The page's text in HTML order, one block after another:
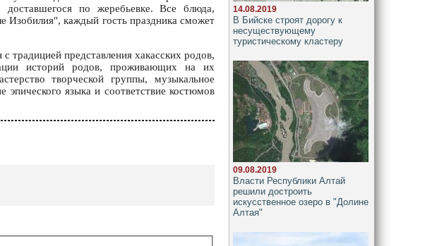
доставшегося по жеребьевке. Все блюда,
Изобилия", каждый гость праздника сможет
традицией представления хакасских родов,
историй родов, проживающих на их
творческой группы, музыкальное
языка и соответствие костюмов
14.08.2019
В Бийске строят дорогу к
несуществующему
туристическому кластеру
09.08.2019
Власти Республики Алтай
решили достроить
искусственное озеро в "Долине
Алтая"